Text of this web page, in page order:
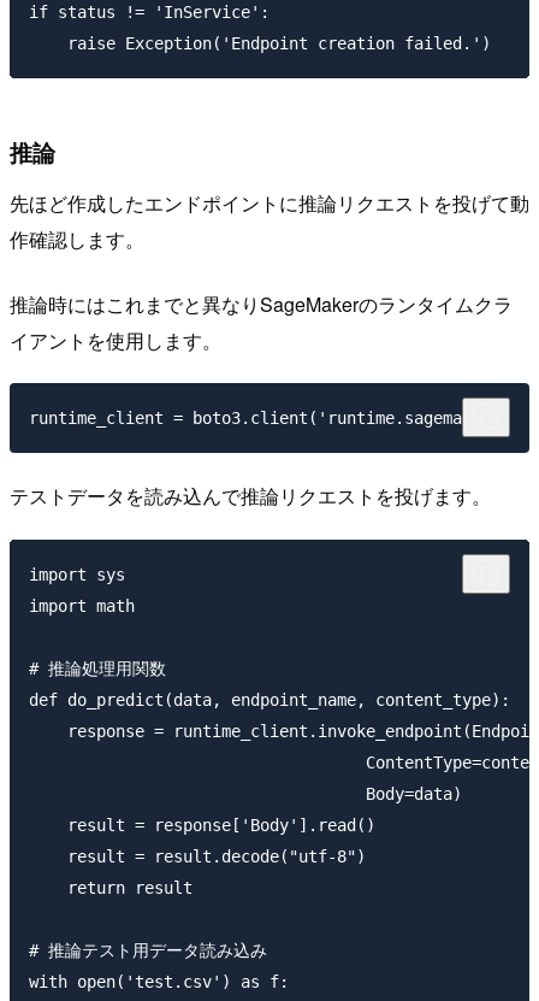
if status != 'InService':
推論
先ほど作成したエンドポイントに推論リクエストを投げて動
作確認します。
推論時にはこれまでと異なりSageMakerのランタイムクラ
イアントを使用します。
テストデータを読み込んで推論リクエストを投げます。
import sys
import math
# 推論処理用関数
def do_predict(data, endpoint_name, content_type):
response =
                                   Body=data)
    result = response['Body'].read()
    result = result.decode("utf-8")
    return result
# 推論テスト用データ読み込み
with open('test.csv') as f: